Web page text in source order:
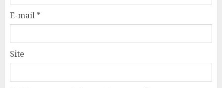
E-mail *
Site